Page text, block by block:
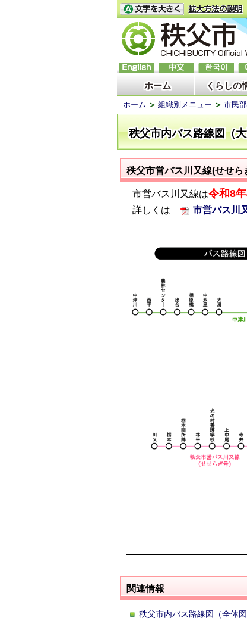
ホーム くらしの
ホーム 組織別メニュー 市民部
秩父市内バス路線図（
秩父市営バス川又線(せせ
市営バス川又線は令和8
詳しくは
市営バス川
関連情報
秩父市内バス路線図（全体図